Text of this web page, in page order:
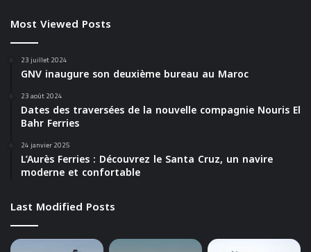
T
I
E
Most Viewed Posts
23 juillet 2024
GNV inaugure son deuxième bureau au Maroc
23 août 2024
Dates des traversées de la nouvelle compagnie Nouris El
Bahr Ferries
24 janvier 2025
L’Aurès Ferries : Découvrez le Santa Cruz, un navire
moderne et confortable
Last Modified Posts